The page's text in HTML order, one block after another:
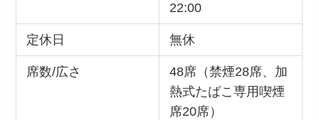
22:00
定休日 無休
席数/広さ
48席（禁煙28席、加
熱式たばこ専用喫煙
席20席）